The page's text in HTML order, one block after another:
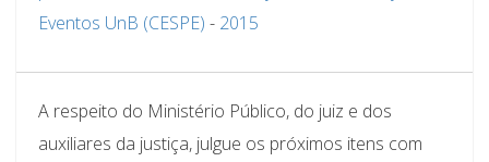
Eventos UnB (CESPE) - 2015
A respeito do Ministério Público, do juiz e dos
auxiliares da justiça, julgue os próximos itens com